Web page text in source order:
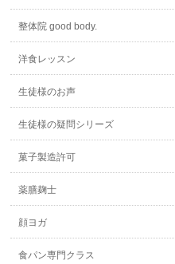
整体院 good body.
洋食レッスン
生徒様のお声
生徒様の疑問シリーズ
菓子製造許可
薬膳麹士
顔ヨガ
食パン専門クラス